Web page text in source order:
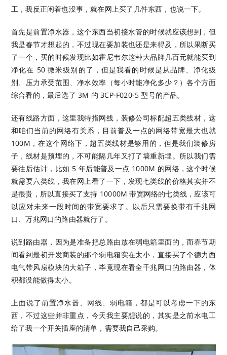
工，我反正闲着也没事，就在网上买了几件东西，也说一下。
首先是前置净水器，这个东西当初接水管的时候就应该想到，但
我是春节才想起的，不过现在要加装也还是来得及，所以果断买
了一个，买的时候发现比如霍尼韦尔这种大品牌几百元就能买到
净化在 50 微米级别的了，但是我看的时候是从品牌、净化级
别、压力承受范围、净水效率（每小时能净化多少？）各个方面
综合看的，最后选了 3M 的 3CP-F020-5 型号的产品。
还有线路方面，这里我特指网线，装修公司标配超五类线材，这
和咱们当前的网络有关系，目前普及一点的网络带宽最大也就
100M，在这个网络下，超五类线材是够用的，但是我们装修房
子，线材是预埋的，不可能隔几年又打了墙重新埋。所以我们需
要往后估计，比如 5 年后能普及一点 1000M 的网络，这个时候
就需要六类线，我在网上看了一下，发现七类线的价格其实并不
是很贵，所以直接买了支持 10000M 带宽网络的七类线，应该可
以应对未来一段时间的带宽要求了。以后只需要换带有千兆网
口、万兆网口的路由器就行了。
说到路由器，因为是准备把总路由放在弱电箱里面的，而春节期
间看到最初开发商装的那个弱电箱实在太小，直接买了个德力西
电气带风扇模块的大箱子，毕竟现在看全千兆网口的路由器，体
积都没能做得太小。
上面说了前置净水器、网线、弱电箱，都是可以考虑一下的东
西，不过这些并非重点，今天我主要想说的，其实是之前水电工
给了我一个开关插座的清单，需要我自己采购。